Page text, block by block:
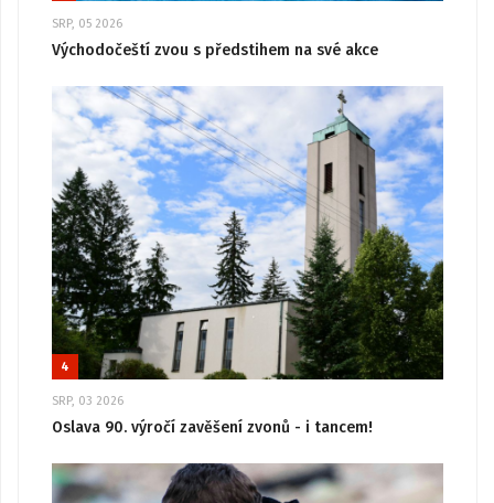
SRP, 05 2026
Východočeští zvou s předstihem na své akce
4
SRP, 03 2026
Oslava 90. výročí zavěšení zvonů - i tancem!